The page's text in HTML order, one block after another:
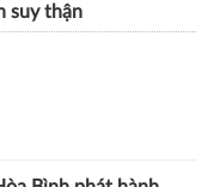
suy thận